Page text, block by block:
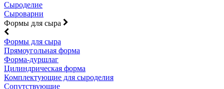
Сыроделие
Сыроварни
Формы для сыра
Формы для сыра
Прямоугольная форма
Форма-дуршлаг
Цилиндрическая форма
Комплектующие для сыроделия
Сопутствующие